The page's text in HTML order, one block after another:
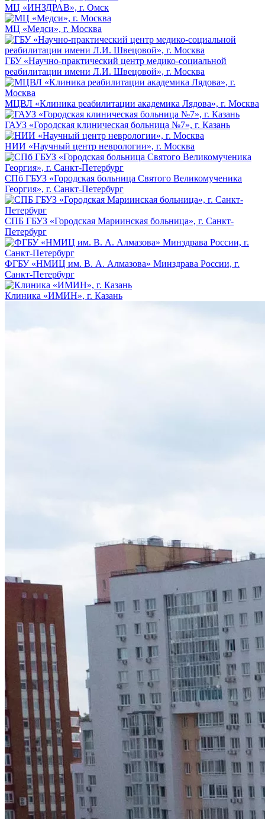
МЦ «ИНЗДРАВ», г. Омск
МЦ «Медси», г. Москва
ГБУ «Научно-практический центр медико-социальной
реабилитации имени Л.И. Швецовой», г. Москва
МЦВЛ «Клиника реабилитации академика Лядова», г. Москва
ГАУЗ «Городская клиническая больница №7», г. Казань
НИИ «Научный центр неврологии», г. Москва
СПб ГБУЗ «Городская больница Святого Великомученика
Георгия», г. Санкт-Петербург
СПБ ГБУЗ «Городская Мариинская больница», г. Санкт-
Петербург
ФГБУ «НМИЦ им. В. А. Алмазова» Минздрава России, г.
Санкт-Петербург
Клиника «ИМИН», г. Казань